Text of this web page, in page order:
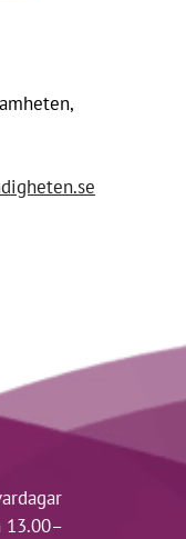
13.00–